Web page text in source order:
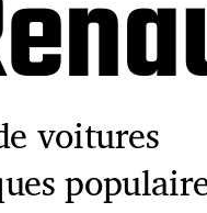
voitures